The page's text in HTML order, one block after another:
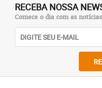
atinge até 15% da
no Brasil.
Pais preferem chamar
recorrentes de tosse,
respiratória, em vez de
RECEBA NOSSA
Comece o dia com as